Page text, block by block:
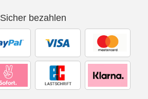
Sicher bezahlen